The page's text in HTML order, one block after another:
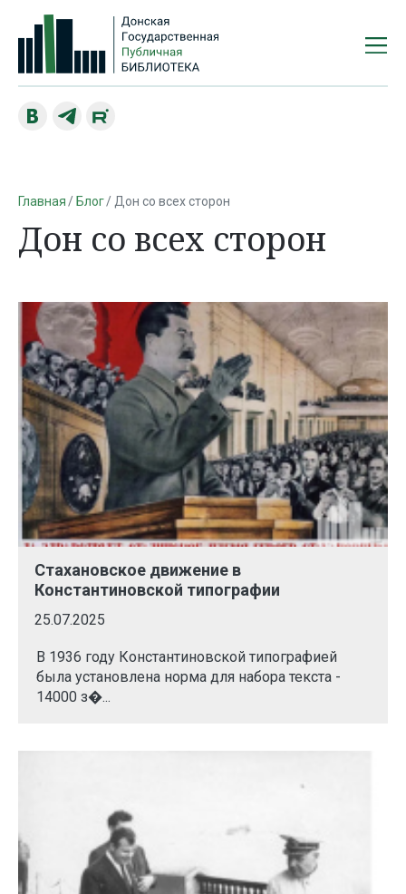
Главная Блог Дон со всех сторон
Дон со всех сторон
Стахановское движение в
Константиновской типографии
25.07.2025
В 1936 году Константиновской типографией
была установлена норма для набора текста -
14000 з�...